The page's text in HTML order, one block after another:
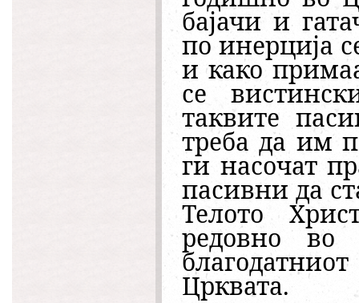
бајачи и
по инерција
и како
се
таквите
треба да им
ги насочат
пасивни да
Телото
редовно во
Црквата.